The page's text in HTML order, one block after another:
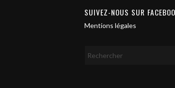
SUIVEZ-NOUS SUR
Mentions légales